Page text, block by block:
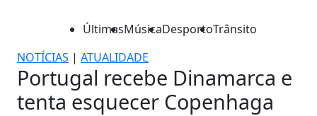
ÚltimasMúsicaDesportoTrânsito
NOTÍCIAS | ATUALIDADE
Portugal recebe Dinamarca e
tenta esquecer Copenhaga